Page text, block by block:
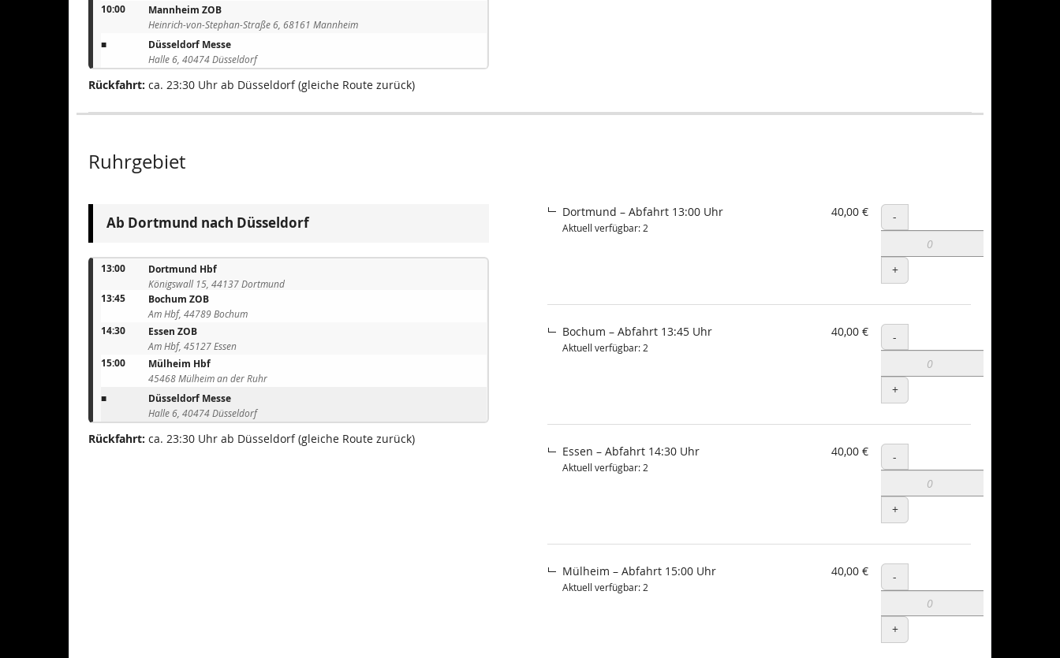
10:00 Mannheim ZOB
Heinrich-von-Stephan-Straße 6, 68161 Mannheim
■ Düsseldorf Messe
Halle 6, 40474 Düsseldorf
Rückfahrt: ca. 23:30 Uhr ab Düsseldorf (gleiche Route zurück)
Ruhrgebiet
Ab Dortmund nach Düsseldorf
13:00 Dortmund Hbf
Königswall 15, 44137 Dortmund
13:45 Bochum ZOB
Am Hbf, 44789 Bochum
14:30 Essen ZOB
Am Hbf, 45127 Essen
15:00 Mülheim Hbf
45468 Mülheim an der Ruhr
■ Düsseldorf Messe
Halle 6, 40474 Düsseldorf
Rückfahrt: ca. 23:30 Uhr ab Düsseldorf (gleiche Route zurück)
Dortmund – Abfahrt 13:00 Uhr
Aktuell verfügbar: 2
40,00 € Menge
-
+
Bochum – Abfahrt 13:45 Uhr
Aktuell verfügbar: 2
40,00 € Menge
-
+
Essen – Abfahrt 14:30 Uhr
Aktuell verfügbar: 2
40,00 € Menge
-
+
Mülheim – Abfahrt 15:00 Uhr
Aktuell verfügbar: 2
40,00 € Menge
-
+